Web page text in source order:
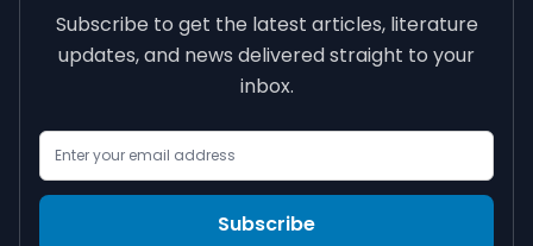
Subscribe to get the latest articles, literature
updates, and news delivered straight to your
inbox.
Email Address
Subscribe